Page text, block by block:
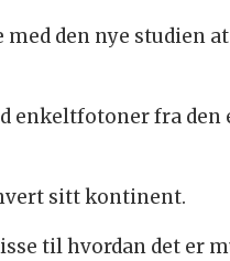
den nye studien
enkeltfotoner fra
sitt kontinent.
til hvordan det er